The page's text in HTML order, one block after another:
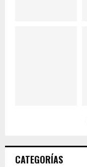
CATEGORÍAS